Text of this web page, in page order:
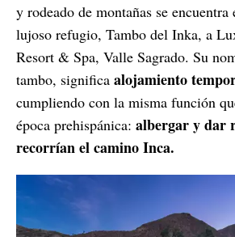
y rodeado de montañas se encuentra
lujoso refugio, Tambo del Inka, a
Resort & Spa, Valle Sagrado. Su
tambo, significa alojamiento
cumpliendo con la misma función
época prehispánica: albergar y dar
recorrían el camino Inca.